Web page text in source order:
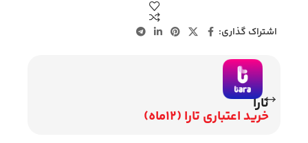
اشتراک گذاری:
تارا
خرید اعتباری تارا (12ماه)